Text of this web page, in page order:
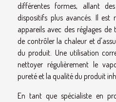
différentes formes, allant
dispositifs plus avancés. Il est
appareils avec des réglages
de contrôler la chaleur et
du produit. Une utilisation
nettoyer régulièrement le
pureté et la qualité du produit
En tant que spécialiste en